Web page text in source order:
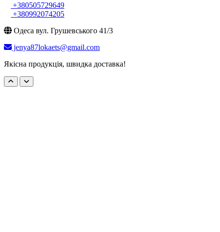
+380505729649
+380992074205
Одеса вул. Грушевського 41/3
jenya87lokaets@gmail.com
Якісна продукція, швидка доставка!